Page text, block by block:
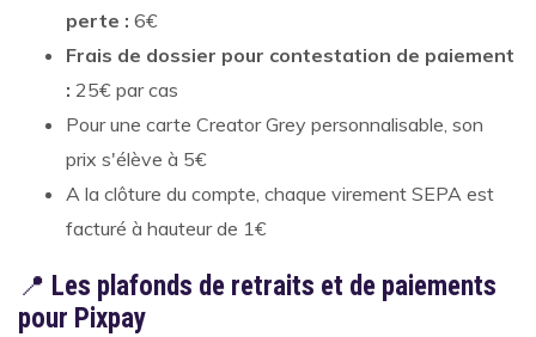
perte : 6€
Frais de dossier pour contestation de paiement
: 25€ par cas
Pour une carte Creator Grey personnalisable, son
prix s'élève à 5€
A la clôture du compte, chaque virement SEPA est
facturé à hauteur de 1€
📍 Les plafonds de retraits et de paiements
pour Pixpay